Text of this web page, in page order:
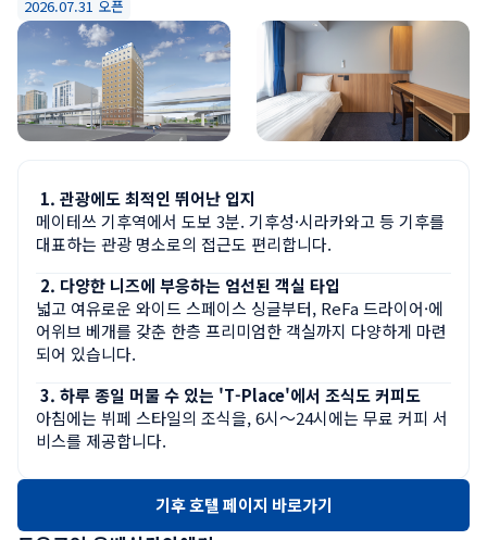
2026.07.31 오픈
관광에도 최적인 뛰어난 입지
메이테쓰 기후역에서 도보 3분. 기후성·시라카와고 등 기후를
대표하는 관광 명소로의 접근도 편리합니다.
다양한 니즈에 부응하는 엄선된 객실 타입
넓고 여유로운 와이드 스페이스 싱글부터, ReFa 드라이어·에
어위브 베개를 갖춘 한층 프리미엄한 객실까지 다양하게 마련
되어 있습니다.
하루 종일 머물 수 있는 'T-Place'에서 조식도 커피도
아침에는 뷔페 스타일의 조식을, 6시〜24시에는 무료 커피 서
비스를 제공합니다.
기후 호텔 페이지 바로가기